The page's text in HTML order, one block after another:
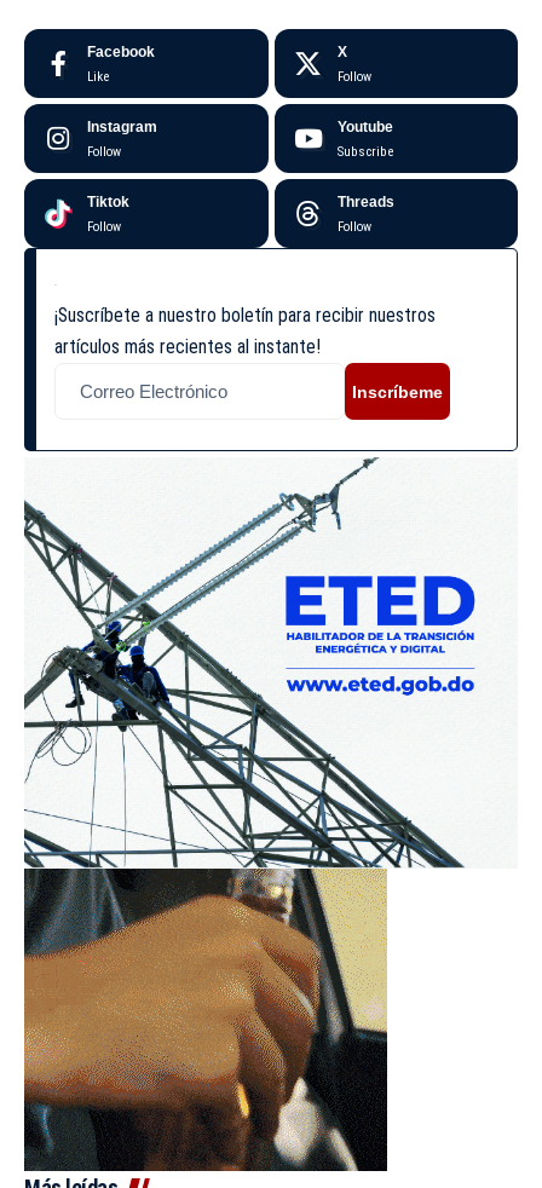
Facebook
Like
X
Follow
Instagram
Follow
Youtube
Subscribe
Tiktok
Follow
Threads
Follow
¡Suscríbete a nuestro boletín para recibir nuestros
artículos más recientes al instante!
Inscríbeme